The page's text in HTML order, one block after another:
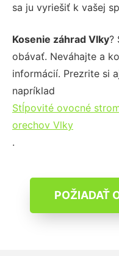
sa ju vyriešiť k vašej
Kosenie záhrad Vlky?
obávať. Neváhajte a
informácií. Prezrite si
napríklad
Stĺpovité ovocné
orechov Vlky
.
POŽIADAŤ